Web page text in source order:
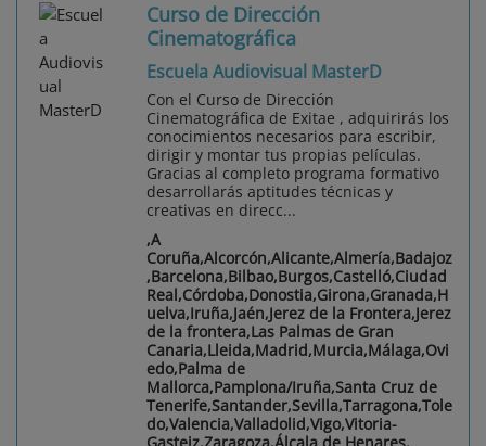
Curso de Dirección
Cinematográfica
Escuela Audiovisual MasterD
Con el Curso de Dirección
Cinematográfica de Exitae , adquirirás los
conocimientos necesarios para escribir,
dirigir y montar tus propias películas.
Gracias al completo programa formativo
desarrollarás aptitudes técnicas y
creativas en direcc...
,A
Coruña,Alcorcón,Alicante,Almería,Badajoz
,Barcelona,Bilbao,Burgos,Castelló,Ciudad
Real,Córdoba,Donostia,Girona,Granada,H
uelva,Iruña,Jaén,Jerez de la Frontera,Jerez
de la frontera,Las Palmas de Gran
Canaria,Lleida,Madrid,Murcia,Málaga,Ovi
edo,Palma de
Mallorca,Pamplona/Iruña,Santa Cruz de
Tenerife,Santander,Sevilla,Tarragona,Tole
do,Valencia,Valladolid,Vigo,Vitoria-